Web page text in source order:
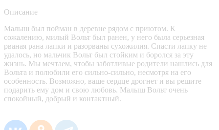
Описание
Малыш был пойман в деревне рядом с приютом. К
сожалению, милый Вольт был ранен, у него была серьезная
рваная рана лапки и разорваны сухожилия. Спасти лапку не
удалось, но мальчик Вольт был стойким и боролся за эту
жизнь. Мы мечтаем, чтобы заботливые родители нашлись для
Вольта и полюбили его сильно-сильно, несмотря на его
особенность. Возможно, ваше сердце дрогнет и вы решите
подарить ему дом и свою любовь. Малыш Вольт очень
спокойный, добрый и контактный.